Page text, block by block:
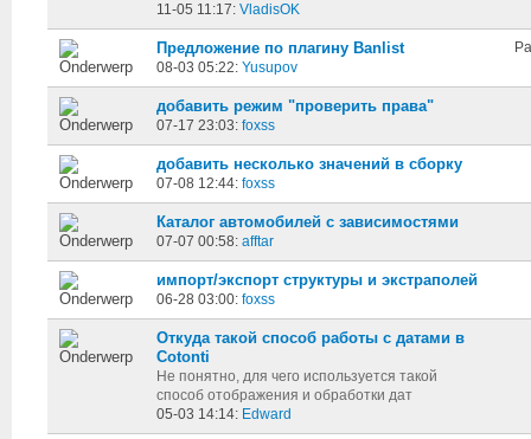
11-05 11:17: VladisOK
Предложение по плагину Banlist
08-03 05:22: Yusupov
добавить режим "проверить права"
07-17 23:03: foxss
добавить несколько значений в сборку
07-08 12:44: foxss
Каталог автомобилей с зависимостями
07-07 00:58: afftar
импорт/экспорт структуры и экстраполей
06-28 03:00: foxss
Откуда такой способ работы с датами в
Cotonti
Не понятно, для чего используется такой
способ отображения и обработки дат
05-03 14:14: Edward